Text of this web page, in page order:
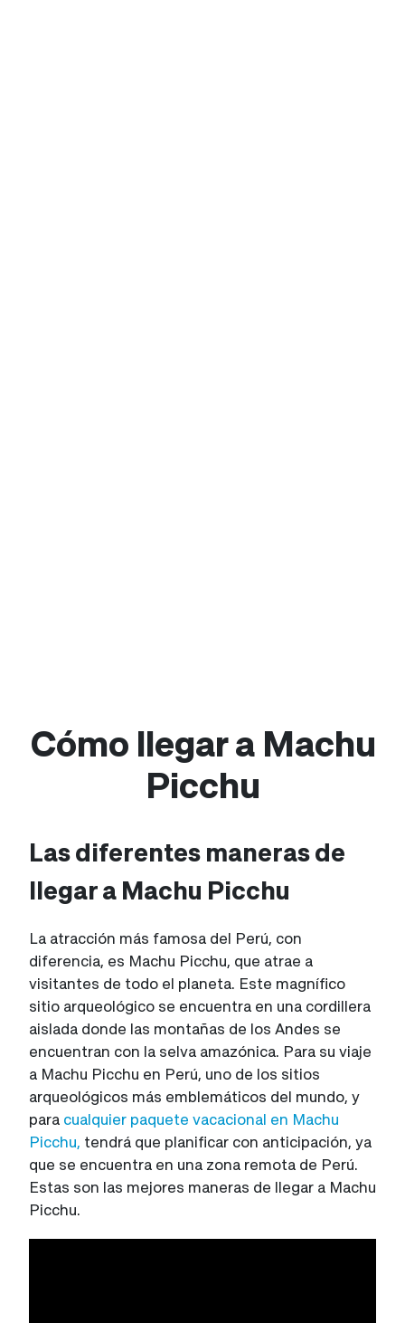
Cómo llegar a Machu
Picchu
Las diferentes maneras de
llegar a Machu Picchu
La atracción más famosa del Perú, con
diferencia, es Machu Picchu, que atrae a
visitantes de todo el planeta. Este magnífico
sitio arqueológico se encuentra en una cordillera
aislada donde las montañas de los Andes se
encuentran con la selva amazónica. Para su viaje
a Machu Picchu en Perú, uno de los sitios
arqueológicos más emblemáticos del mundo, y
para cualquier paquete vacacional en Machu
Picchu, tendrá que planificar con anticipación, ya
que se encuentra en una zona remota de Perú.
Estas son las mejores maneras de llegar a Machu
Picchu.